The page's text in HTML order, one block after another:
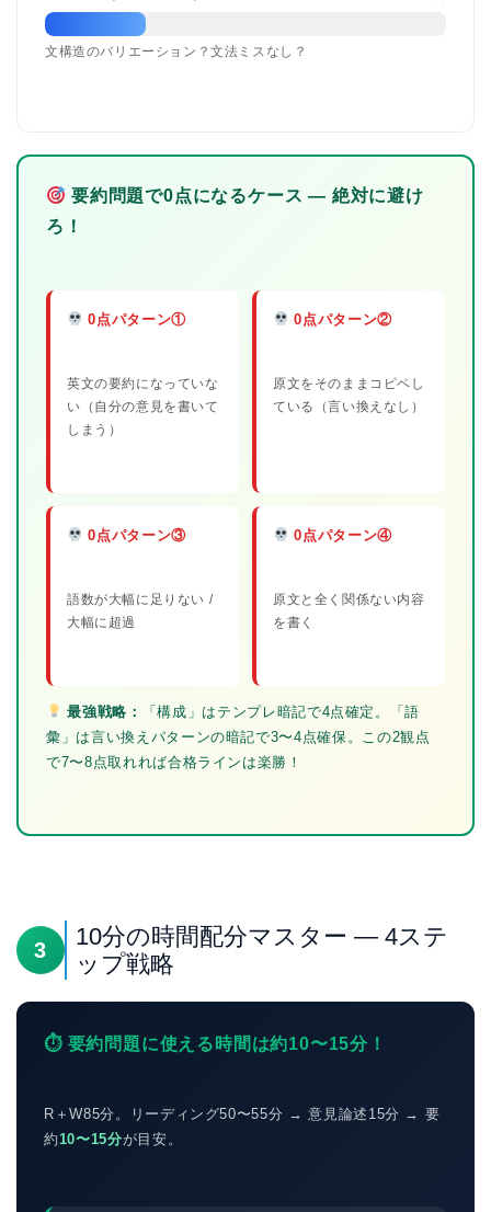
文構造のバリエーション？文法ミスなし？
要約問題で0点になるケース — 絶対に避け
ろ！
0点パターン①
英文の要約になっていな
い（自分の意見を書いて
しまう）
0点パターン②
原文をそのままコピペし
ている（言い換えなし）
0点パターン③
語数が大幅に足りない /
大幅に超過
0点パターン④
原文と全く関係ない内容
を書く
最強戦略：
「構成」はテンプレ暗記で4点確定。「語
彙」は言い換えパターンの暗記で3〜4点確保。この2観点
で7〜8点取れれば合格ラインは楽勝！
3
10分の時間配分マスター — 4ステ
ップ戦略
⏱ 要約問題に使える時間は約10〜15分！
R＋W85分。リーディング50〜55分 → 意見論述15分 → 要
約10〜15分が目安。